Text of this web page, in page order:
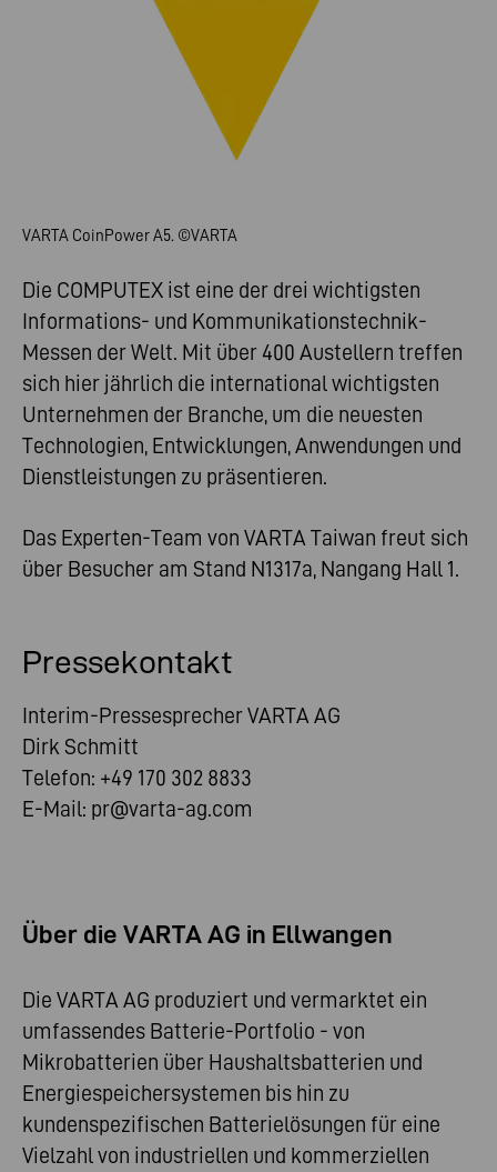
VARTA CoinPower A5. ©VARTA
Die COMPUTEX ist eine der drei wichtigsten
Informations- und Kommunikationstechnik-
Messen der Welt. Mit über 400 Austellern treffen
sich hier jährlich die international wichtigsten
Unternehmen der Branche, um die neuesten
Technologien, Entwicklungen, Anwendungen und
Dienstleistungen zu präsentieren.
Das Experten-Team von VARTA Taiwan freut sich
über Besucher am Stand N1317a, Nangang Hall 1.
Pressekontakt
Interim-Pressesprecher VARTA AG
Dirk Schmitt
Telefon: +49 170 302 8833
E-Mail: pr@varta-ag.com
Über die VARTA AG in Ellwangen
Die VARTA AG produziert und vermarktet ein
umfassendes Batterie-Portfolio - von
Mikrobatterien über Haushaltsbatterien und
Energiespeichersystemen bis hin zu
kundenspezifischen Batterielösungen für eine
Vielzahl von industriellen und kommerziellen